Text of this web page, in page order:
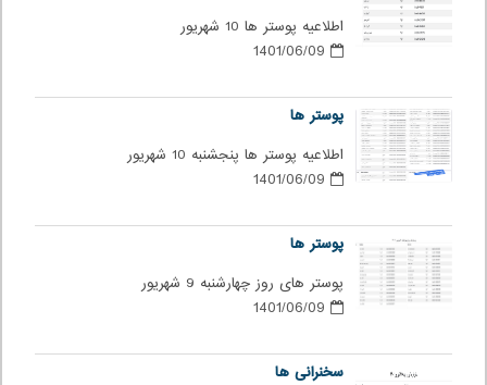
اطلاعیه پوستر ها 10 شهریور
پوستر ها
اطلاعیه پوستر ها پنجشنبه 10 شهریور
پوستر ها
پوستر های روز چهارشنبه 9 شهریور
سخنرانی ها